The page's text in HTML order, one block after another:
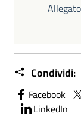
Condividi:
Facebook
LinkedIn